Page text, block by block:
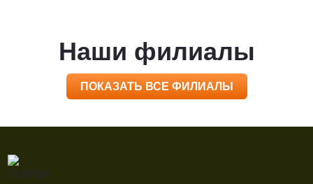
Наши филиалы
ПОКАЗАТЬ ВСЕ ФИЛИАЛЫ